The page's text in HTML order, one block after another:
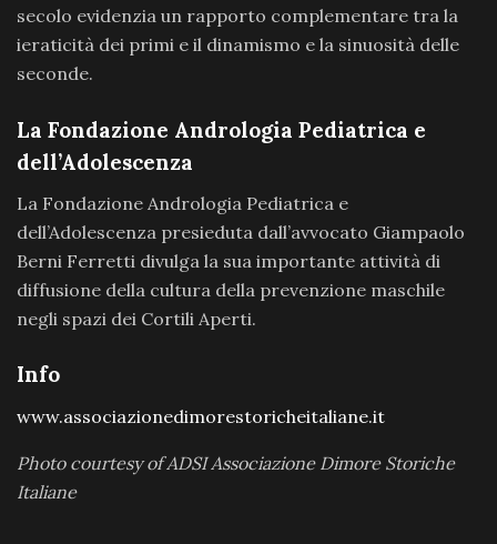
secolo evidenzia un rapporto complementare tra la
ieraticità dei primi e il dinamismo e la sinuosità delle
seconde.
La Fondazione Andrologia Pediatrica e
dell’Adolescenza
La Fondazione Andrologia Pediatrica e
dell’Adolescenza presieduta dall’avvocato Giampaolo
Berni Ferretti divulga la sua importante attività di
diffusione della cultura della prevenzione maschile
negli spazi dei Cortili Aperti.
Info
www.associazionedimorestoricheitaliane.it
Photo courtesy of ADSI Associazione Dimore Storiche
Italiane